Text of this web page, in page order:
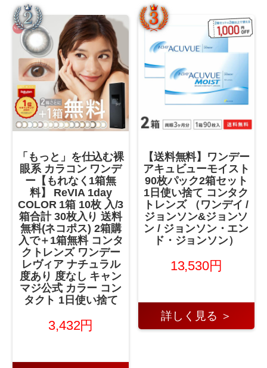
「もっと」を仕込む裸
眼系 カラコン ワンデ
ー【もれなく1箱無
料】 ReVIA 1day
COLOR 1箱 10枚 入/3
箱合計 30枚入り 送料
無料(ネコポス) 2箱購
入で＋1箱無料 コンタ
クトレンズ ワンデー
レヴィア ナチュラル
度あり 度なし キャン
マジ公式 カラー コン
タクト 1日使い捨て
3,432円
【送料無料】ワンデー
アキュビューモイスト
90枚パック2箱セット
1日使い捨て コンタク
トレンズ （ワンデイ /
ジョンソン&ジョンソ
ン / ジョンソン・エン
ド・ジョンソン）
13,530円
詳しく見る ＞